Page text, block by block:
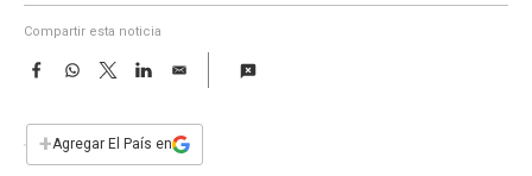
Compartir esta noticia
F
e
b
W
s
T
w
t
L
E
i
l
+Agregar El País en